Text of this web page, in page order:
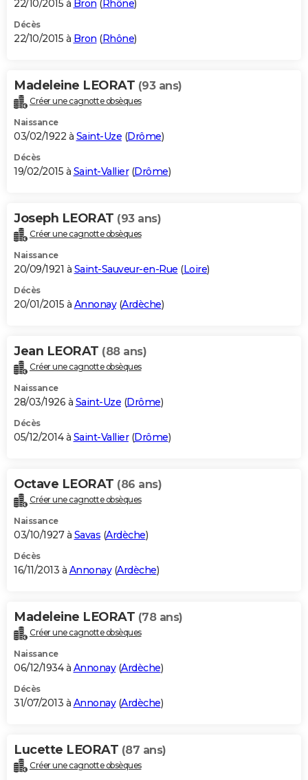
22/10/2015 à Bron ( Rhône)
Décès
22/10/2015 à Bron (Rhône)
Madeleine LEORAT (93 ans)
Créer une cagnotte obsèques
Naissance
03/02/1922 à Saint-Uze (Drôme)
Décès
19/02/2015 à Saint-Vallier(Drôme)
Joseph LEORAT (93 ans)
Créer une cagnotte obsèques
Naissance
20/09/1921 à Saint-Sauveur-en-Rue (Loire)
Décès
20/01/2015 à Annonay(Ardèche)
Jean LEORAT (88 ans)
Créer une cagnotte obsèques
Naissance
28/03/1926 à Saint-Uze (Drôme)
Décès
05/12/2014 à Saint-Vallier(Drôme)
Octave LEORAT (86 ans)
Créer une cagnotte obsèques
Naissance
03/10/1927 à Savas (Ardèche)
Décès
16/11/2013 à Annonay(Ardèche)
Madeleine LEORAT (78 ans)
Créer une cagnotte obsèques
Naissance
06/12/1934 à Annonay(Ardèche)
Décès
31/07/2013 à Annonay(Ardèche)
Lucette LEORAT (87 ans)
Créer une cagnotte obsèques